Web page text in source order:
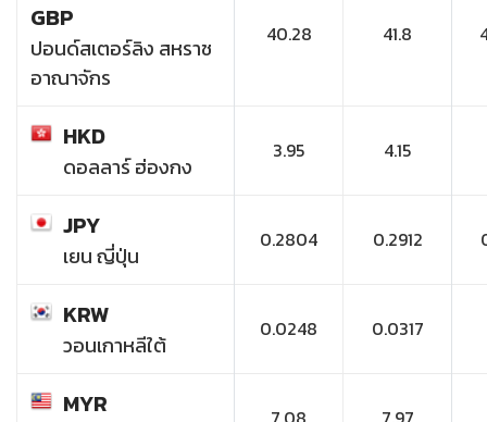
GBP
ปอนด์สเตอร์ลิง สหราช
อาณาจักร
40.28 41.8
HKD
ดอลลาร์ ฮ่องกง
3.95 4.15
JPY
เยน ญี่ปุ่น
0.2804 0.2912
KRW
วอนเกาหลีใต้
0.0248 0.0317
MYR